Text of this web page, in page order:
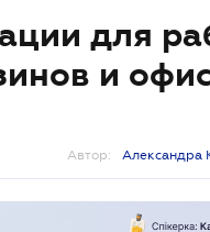
для
и
Автор: Александра